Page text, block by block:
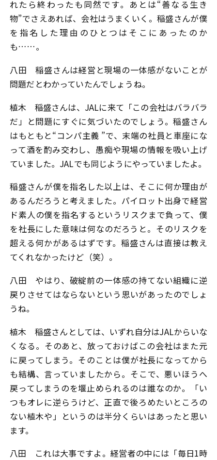
れたら終わったも同然です。あとは“善なる生き
物”でさえあれば、会社はうまくいく。稲盛さんが僕
を指名した理由のひとつはそこにあったのか
も……。
八田 稲盛さんは経営と現場の一体感がないことが
問題だとわかっていたんでしょうね。
植木 稲盛さんは、JALに来て「この会社はバラバラ
だ」と問題にすぐに気づいたのでしょう。稲盛さん
はもともと“コンパ主義 ”で、末端の社員と車座にな
って酒を酌み交わし、愚痴や現場の情報を吸い上げ
ていました。JALでも同じようにやっていましたよ。
稲盛さんが僕を指名した以上は、そこに何か理由が
あるんだろうと考えました。パイロット出身で経営
ド素人の僕を指名するというリスクまで負って、僕
を社長にした意味は何なのだろうと。そのリスクを
超える何かがあるはずです。稲盛さんは直接は教え
てくれなかったけど（笑）。
八田 やはり、破綻前の一体感の持てない組織に逆
戻りさせてはならないという思いがあったのでしょ
うね。
植木 稲盛さんとしては、いずれ自分はJALからいな
くなる。そのあと、放っておけばこの会社はまた元
に戻ってしまう。そのことは僕が社長になってから
も結構、言っていましたから。そこで、悪いほうへ
戻ってしまうのを堰止められるのは誰なのか。「い
つもオレに逆らうけど、正直で後ろめたいところの
ない植木や」というのは半分くらいはあったと思い
ます。
八田 これは大事ですよ。経営者の中には「毎日1時